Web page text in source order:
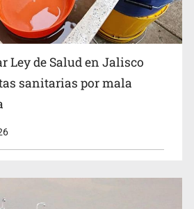
y el crimen organizado
secretario de Estado del Vaticano
Ley de Salud en Jalisco
sanitarias por mala